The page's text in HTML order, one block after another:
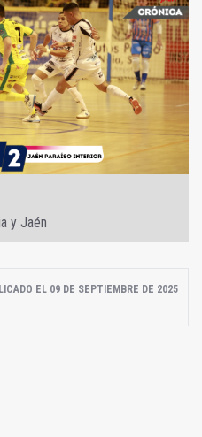
y Jaén
EL 09 DE SEPTIEMBRE DE 2025